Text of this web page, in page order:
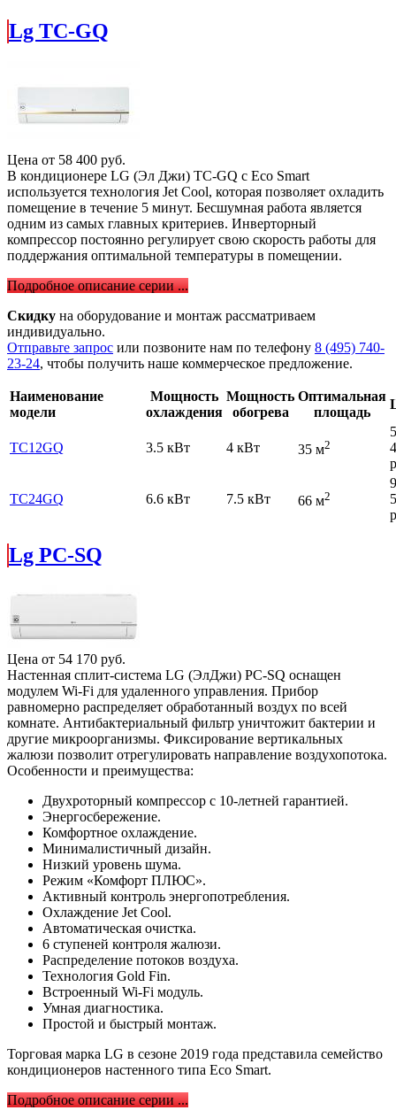
Lg TC-GQ
Цена от 58 400 руб.
В кондиционере LG (Эл Джи) TC-GQ с Eco Smart
используется технология Jet Cool, которая позволяет охладить
помещение в течение 5 минут. Бесшумная работа является
одним из самых главных критериев. Инверторный
компрессор постоянно регулирует свою скорость работы для
поддержания оптимальной температуры в помещении.
Подробное описание серии ...
Скидку на оборудование и монтаж рассматриваем
индивидуально.
Отправьте запрос или позвоните нам по телефону 8 (495) 740-
23-24, чтобы получить наше коммерческое предложение.
Наименование
модели
Мощность
охлаждения
Мощность
обогрева
Оптимальная
площадь
TC12GQ 3.5 кВт 4 кВт 35 м2
TC24GQ 6.6 кВт 7.5 кВт 66 м2
Lg PC-SQ
Цена от 54 170 руб.
Настенная сплит-система LG (ЭлДжи) PC-SQ оснащен
модулем Wi-Fi для удаленного управления. Прибор
равномерно распределяет обработанный воздух по всей
комнате. Антибактериальный фильтр уничтожит бактерии и
другие микроорганизмы. Фиксирование вертикальных
жалюзи позволит отрегулировать направление воздухопотока.
Особенности и преимущества:
Двухроторный компрессор с 10-летней гарантией.
Энергосбережение.
Комфортное охлаждение.
Минималистичный дизайн.
Низкий уровень шума.
Режим «Комфорт ПЛЮС».
Активный контроль энергопотребления.
Охлаждение Jet Cool.
Автоматическая очистка.
6 ступеней контроля жалюзи.
Распределение потоков воздуха.
Технология Gold Fin.
Встроенный Wi-Fi модуль.
Умная диагностика.
Простой и быстрый монтаж.
Торговая марка LG в сезоне 2019 года представила семейство
кондиционеров настенного типа Eco Smart.
Подробное описание серии ...